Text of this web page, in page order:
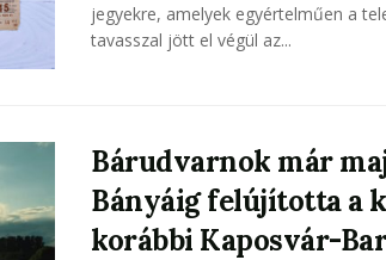
jegyekre, amelyek egyértelműen a
tavasszal jött el végül az...
Bárudvarnok már
Bányáig felújította a
korábbi Kaposvár-